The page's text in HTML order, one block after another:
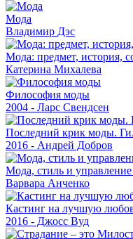
Мода
Владимир Дэс
Мода: предмет, история,
Катерина Михалева
Философия моды
2004 - Ларс Свендсен
Последний крик моды.
2016 - Андрей Добров
Мода, стиль и
Варвара Анченко
Кастинг на лучшую
2016 - Джосс Вуд